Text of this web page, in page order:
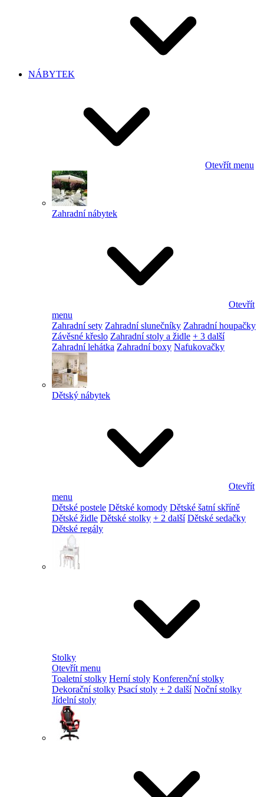
NÁBYTEK
Otevřít menu
Zahradní nábytek
Otevřít
menu
Zahradní sety Zahradní slunečníky Zahradní houpačky
Závěsné křeslo Zahradní stoly a židle + 3 další
Zahradní lehátka Zahradní boxy Nafukovačky
Dětský nábytek
Otevřít
menu
Dětské postele Dětské komody Dětské šatní skříně
Dětské židle Dětské stolky + 2 další Dětské sedačky
Dětské regály
Stolky
Otevřít menu
Toaletní stolky Herní stoly Konferenční stolky
Dekorační stolky Psací stoly + 2 další Noční stolky
Jídelní stoly